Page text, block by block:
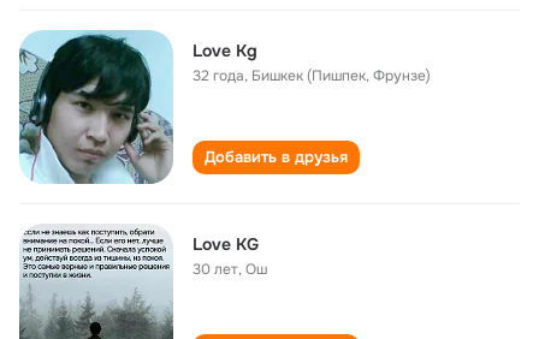
Love Kg
32 года, Бишкек (Пишпек, Фрунзе)
Добавить в друзья
Love KG
30 лет,Ош